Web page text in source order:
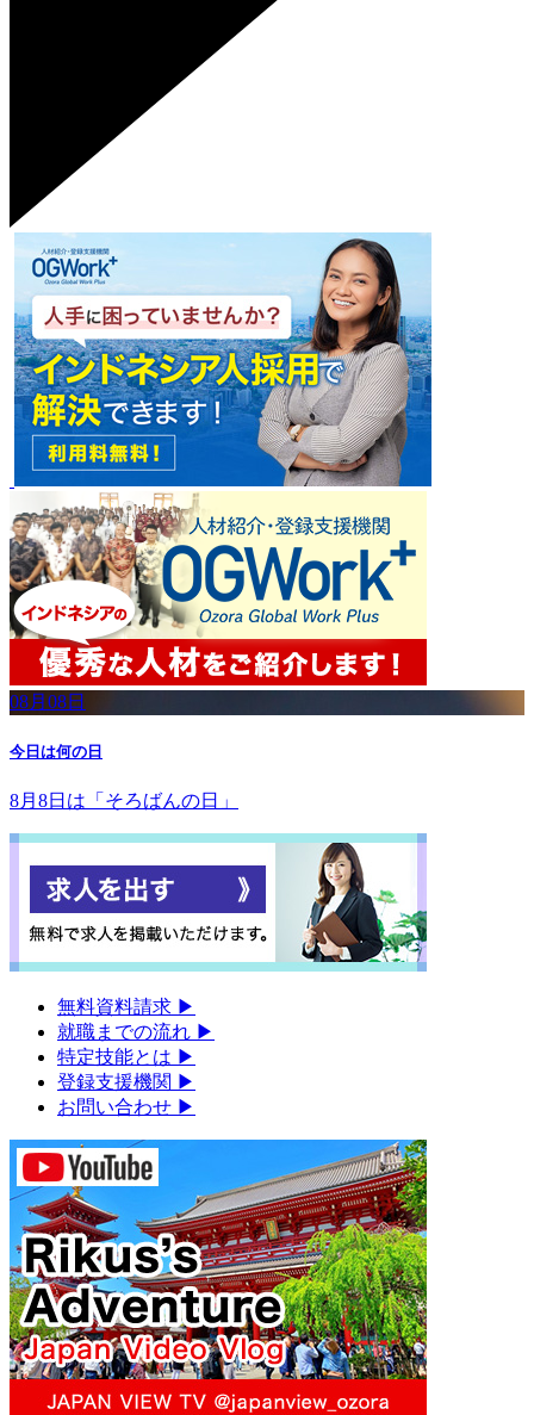
08月08日
今日は何の日
8月8日は「そろばんの日」
無料資料請求 ▶︎
就職までの流れ ▶︎
特定技能とは ▶︎
登録支援機関 ▶︎
お問い合わせ ▶︎